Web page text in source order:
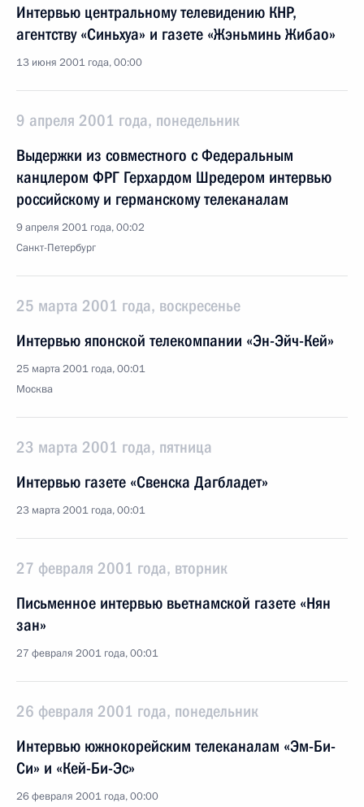
Интервью центральному телевидению КНР,
агентству «Синьхуа» и газете «Жэньминь Жибао»
13 июня 2001 года, 00:00
9 апреля 2001 года, понедельник
Выдержки из совместного с Федеральным
канцлером ФРГ Герхардом Шредером интервью
российскому и германскому телеканалам
9 апреля 2001 года, 00:02
Санкт-Петербург
25 марта 2001 года, воскресенье
Интервью японской телекомпании «Эн-Эйч-Кей»
25 марта 2001 года, 00:01
Москва
23 марта 2001 года, пятница
Интервью газете «Свенска Дагбладет»
23 марта 2001 года, 00:01
27 февраля 2001 года, вторник
Письменное интервью вьетнамской газете «Нян
зан»
27 февраля 2001 года, 00:01
26 февраля 2001 года, понедельник
Интервью южнокорейским телеканалам «Эм-Би-
Си» и «Кей-Би-Эс»
26 февраля 2001 года, 00:00